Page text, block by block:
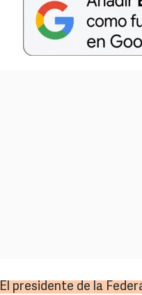
presidente de la